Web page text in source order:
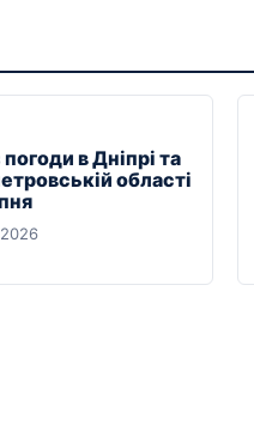
в Дніпрі та
області